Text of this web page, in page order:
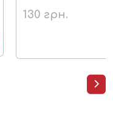
130 грн.
